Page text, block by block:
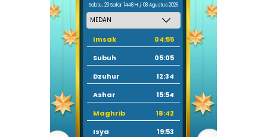
Sabtu, 23 Safar 1448 H / 08 Agustus 2026
Imsak
04:55
Subuh
05:05
Dzuhur
12:34
Ashar
15:54
Maghrib
18:42
Isya
19:53